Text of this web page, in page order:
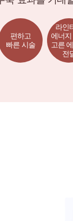
편하고
빠른 시술
라인
에너
고른
전